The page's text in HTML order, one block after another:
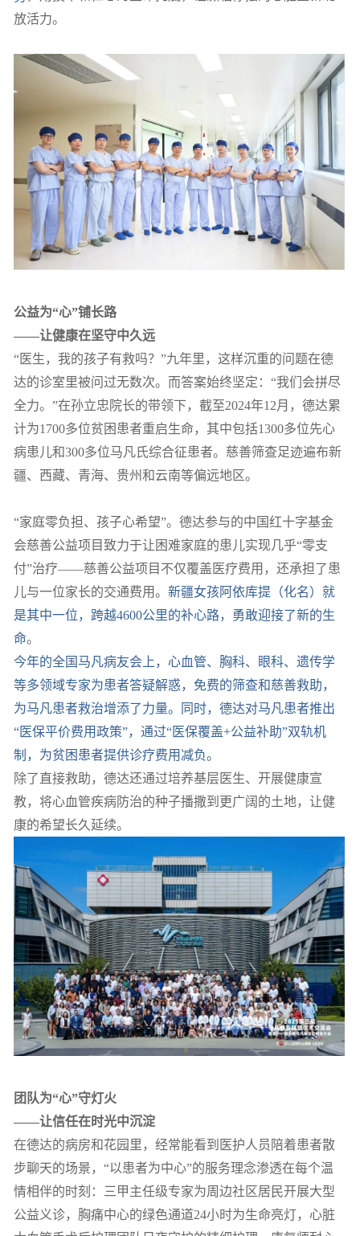
放活力。
公益为“心”铺长路
——让健康在坚守中久远
“医生，我的孩子有救吗？”九年里，这样沉重的问题在德
达的诊室里被问过无数次。而答案始终坚定：“我们会拼尽
全力。”在孙立忠院长的带领下，截至2024年12月，德达累
计为1700多位贫困患者重启生命，其中包括1300多位先心
病患儿和300多位马凡氏综合征患者。慈善筛查足迹遍布新
疆、西藏、青海、贵州和云南等偏远地区。
“家庭零负担、孩子心希望”。德达参与的中国红十字基金
会慈善公益项目致力于让困难家庭的患儿实现几乎“零支
付”治疗——慈善公益项目不仅覆盖医疗费用，还承担了患
儿与一位家长的交通费用。 新疆女孩阿依库提（化名）就
是其中一位，跨越4600公里的补心路，勇敢迎接了新的生
命。
今年的全国马凡病友会上，心血管、胸科、眼科、遗传学
等多领域专家为患者答疑解惑，免费的筛查和慈善救助，
为马凡患者救治增添了力量。同时，德达对马凡患者推出
“医保平价费用政策”，通过“医保覆盖+公益补助”双轨机
制 ，为贫困患者提供诊疗费用减负。
除了直接救助，德达还通过培养基层医生、开展健康宣
教，将心血管疾病防治的种子播撒到更广阔的土地，让健
康的希望长久延续。
团队为“心”守灯火
——让信任在时光中沉淀
在德达的病房和花园里，经常能看到医护人员陪着患者散
步聊天的场景，“以患者为中心”的服务理念渗透在每个温
情相伴的时刻：三甲主任级专家为周边社区居民开展大型
公益义诊，胸痛中心的绿色通道24小时为生命亮灯，心脏